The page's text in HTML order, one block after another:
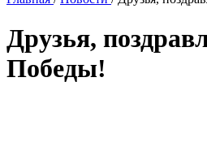
Друзья,
Победы!